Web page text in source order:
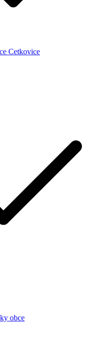
Cetkovice
obce